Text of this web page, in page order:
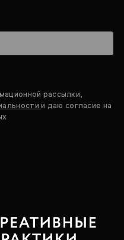
рассылки,
и даю согласие на